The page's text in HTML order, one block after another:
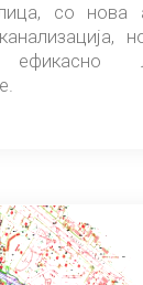
со нова
ефикасно